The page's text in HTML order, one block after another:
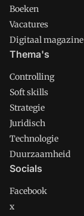
Boeken
Vacatures
Digitaal magazine
Thema's
Controlling
Soft skills
Strategie
Juridisch
Technologie
Duurzaamheid
Socials
Facebook
x